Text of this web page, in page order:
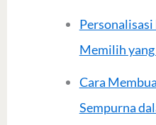
Memilih
Cara
Sempurna